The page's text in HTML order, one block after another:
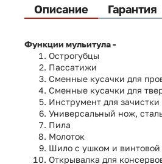
Описание Гарантия
Функции мульитула -
Острогубцы
Пассатижи
Сменные кусачки для
Сменные кусачки для
Инструмент для зачистки
Универсальный нож,
Пила
Молоток
Шило с ушком и винтовой
Открывалка для